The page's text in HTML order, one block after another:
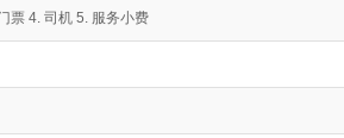
票 4. 司机 5. 服务小费